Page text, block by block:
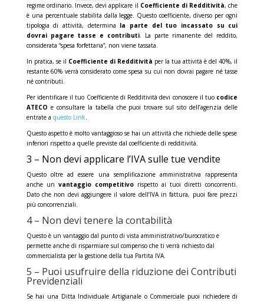
regime ordinario. Invece, devi applicare il Coefficiente di Redditività, che
è una percentuale stabilita dalla legge. Questo coefficiente, diverso per ogni
tipologia di attività, determina la parte del tuo incassato su cui
dovrai pagare tasse e contributi. La parte rimanente del reddito,
considerata “spesa forfettaria”, non viene tassata.
In pratica, se il Coefficiente di Redditività per la tua attività è del 40%, il
restante 60% verrà considerato come spesa su cui non dovrai pagare né tasse
né contributi.
Per identificare il tuo Coefficiente di Redditività devi conoscere il tuo codice
ATECO e consultare la tabella che puoi trovare sul sito dell’agenzia delle
entrate a questo Link.
Questo aspetto è molto vantaggioso se hai un attività che richiede delle spese
inferiori rispetto a quelle previste dal coefficiente di redditività.
3 – Non devi applicare l’IVA sulle tue vendite
Questo oltre ad essere una semplificazione amministrativa rappresenta
anche un vantaggio competitivorispetto ai tuoi diretti concorrenti.
Dato che non devi aggiungere il valore dell’IVA in fattura, puoi fare prezzi
più concorrenziali.
4 – Non devi tenere la contabilità
Questo è un vantaggio dal punto di vista amministrativo/burocratico e
permette anche di risparmiare sul compenso che ti verrà richiesto dal
commercialista per la gestione della tua Partita IVA.
5 – Puoi usufruire della riduzione dei Contributi
Previdenziali
Se hai una Ditta Individuale Artigianale o Commerciale puoi richiedere di